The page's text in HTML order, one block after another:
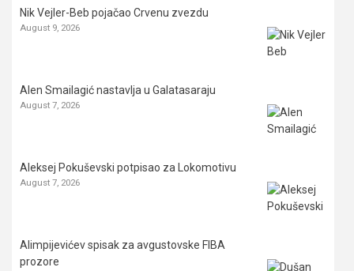
Nik Vejler-Beb pojačao Crvenu zvezdu
August 9, 2026
Alen Smailagić nastavlja u Galatasaraju
August 7, 2026
Aleksej Pokuševski potpisao za Lokomotivu
August 7, 2026
Alimpijevićev spisak za avgustovske FIBA
prozore